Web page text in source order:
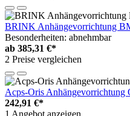
BRINK Anhängevorrichtung
Besonderheiten: abnehmbar
ab 385,31 €*
2 Preise vergleichen
Acps-Oris Anhängevorrichtung
242,91 €*
1 Angebot anzeigen